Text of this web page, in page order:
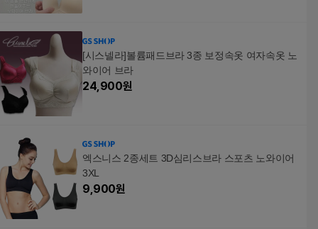
[시스넬라]볼륨패드브라 3종 보정속옷 여자속옷 노
와이어 브라
24,900원
엑스니스 2종세트 3D심리스브라 스포츠 노와이어
3XL
9,900원